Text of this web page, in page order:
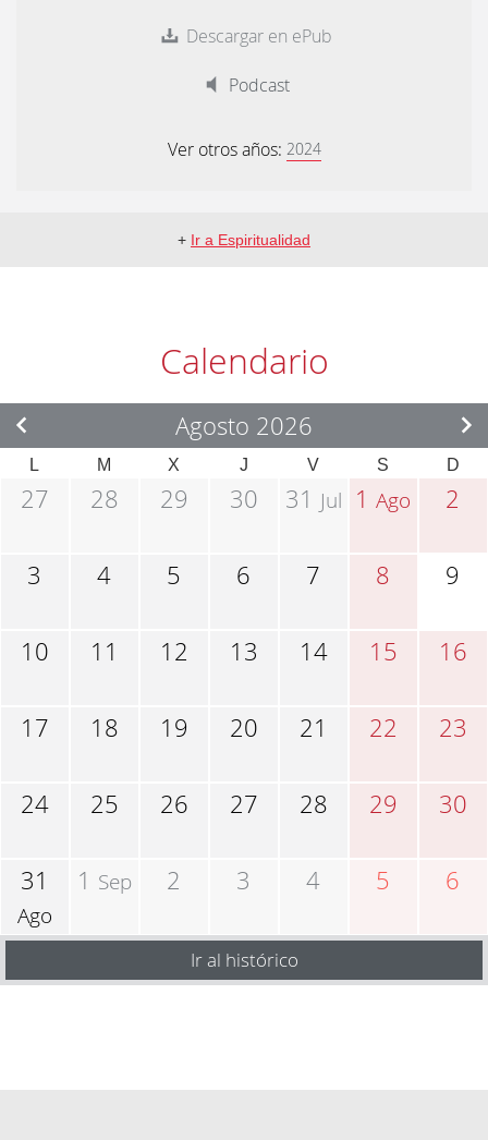
Descargar en ePub
Podcast
Ver otros años: 2024
+ Ir a Espiritualidad
Calendario
Agosto 2026
L M X J V S D
27 28 29 30 31 Jul 1Ago 2
3 4 5 6 7 8 9
10 11 12 13 14 15 16
17 18 19 20 21 22 23
24 25 26 27 28 29 30
31
Ago
1 Sep 2 3 4 5 6
Ir al histórico